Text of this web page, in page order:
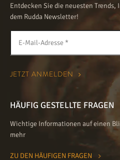
Entdecken Sie die neuesten
dem Rudda Newsletter!
HÄUFIG GESTELLTE FRAGEN
Wichtige Informationen auf einen
mehr
ZU DEN HÄUFIGEN FRAGEN